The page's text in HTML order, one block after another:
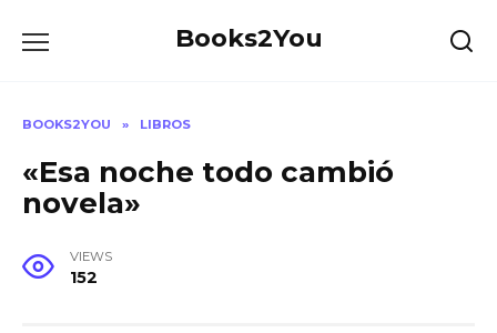
Books2You
BOOKS2YOU » LIBROS
«Esa noche todo cambió
novela»
VIEWS
152